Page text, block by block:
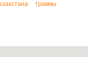
травмы